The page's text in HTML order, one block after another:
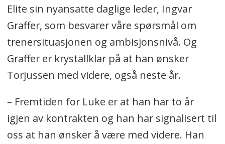
Elite sin nyansatte daglige leder, Ingvar
Graffer, som besvarer våre spørsmål om
trenersituasjonen og ambisjonsnivå. Og
Graffer er krystallklar på at han ønsker
Torjussen med videre, også neste år.
– Fremtiden for Luke er at han har to år
igjen av kontrakten og han har signalisert til
oss at han ønsker å være med videre. Han